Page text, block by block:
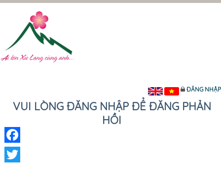
ĐĂNG NHẬP
VUI LÒNG ĐĂNG NHẬP ĐỂ ĐĂNG PHẢN
HỒI
Facebook